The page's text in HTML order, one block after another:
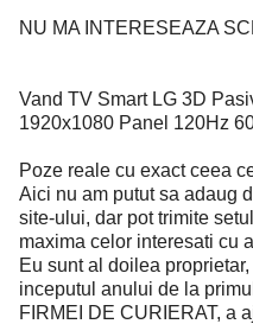
NU MA INTERESEAZA
Vand TV Smart LG 3D
1920x1080 Panel 120Hz
Poze reale cu exact ceea
Aici nu am putut sa adaug
site-ului, dar pot trimite
maxima celor interesati cu
Eu sunt al doilea
inceputul anului de la
FIRMEI DE CURIERAT, a